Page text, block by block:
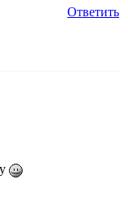
Ответить